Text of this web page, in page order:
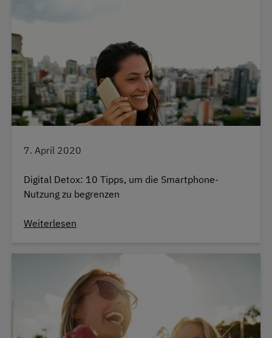
7. April 2020
Digital Detox: 10 Tipps, um die Smartphone-
Nutzung zu begrenzen
Weiterlesen